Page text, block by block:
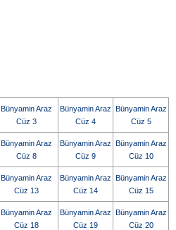
Bünyamin Araz
Cüz 3
Bünyamin Araz
Cüz 4
Bünyamin Araz
Cüz 5
Bünyamin Araz
Cüz 8
Bünyamin Araz
Cüz 9
Bünyamin Araz
Cüz 10
Bünyamin Araz
Cüz 13
Bünyamin Araz
Cüz 14
Bünyamin Araz
Cüz 15
Bünyamin Araz
Cüz 18
Bünyamin Araz
Cüz 19
Bünyamin Araz
Cüz 20